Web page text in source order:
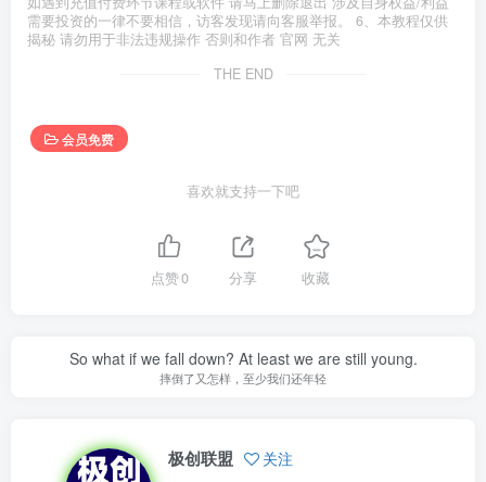
需要投资的一律不要相信，访客发现请向客服举报。 6、本教程仅供
揭秘 请勿用于非法违规操作 否则和作者 官网 无关
THE END
会员免费
喜欢就支持一下吧
点赞0 分享 收藏
So what if we fall down? At least we are still young.
摔倒了又怎样，至少我们还年轻
极创联盟 关注